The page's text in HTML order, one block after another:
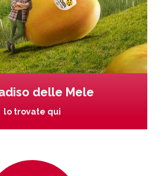
delle Mele
lo trovate qui